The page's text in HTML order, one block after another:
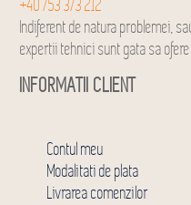
+40 753 373 212
Indiferent de natura problemei,
expertii tehnici sunt gata sa
INFORMATII CLIENT
Contul meu
Modalitati de plata
Livrarea comenzilor